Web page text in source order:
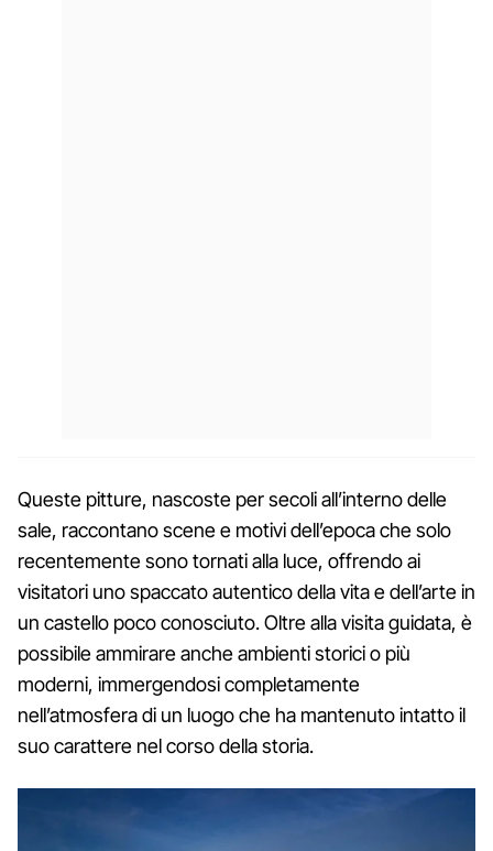
Queste pitture, nascoste per secoli all’interno delle
sale, raccontano scene e motivi dell’epoca che solo
recentemente sono tornati alla luce, offrendo ai
visitatori uno spaccato autentico della vita e dell’arte in
un castello poco conosciuto. Oltre alla visita guidata, è
possibile ammirare anche ambienti storici o più
moderni, immergendosi completamente
nell’atmosfera di un luogo che ha mantenuto intatto il
suo carattere nel corso della storia.